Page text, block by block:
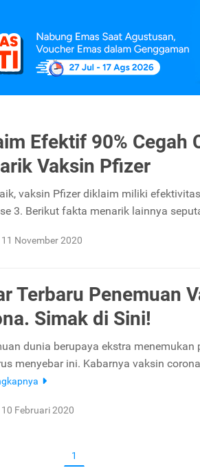
Efektif 90% Cegah
Vaksin Pfizer
vaksin Pfizer diklaim miliki
3. Berikut fakta menarik lainnya
11 November 2020
Terbaru Penemuan
Simak di Sini!
dunia berupaya ekstra
menyebar ini. Kabarnya vaksin
10 Februari 2020
1